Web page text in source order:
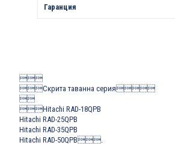
Гаранция

Скрита таванна серия

Hitachi RAD-18QPB
Hitachi RAD-25QPB
Hitachi RAD-35QPB
Hitachi RAD-50QPB